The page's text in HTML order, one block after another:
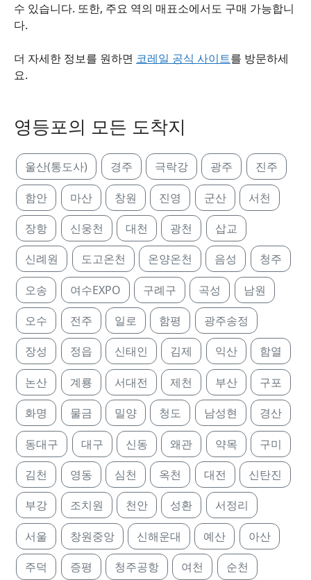
수 있습니다. 또한, 주요 역의 매표소에서도 구매 가능합니
다.
더 자세한 정보를 원하면 코레일 공식 사이트를 방문하세
요.
영등포의 모든 도착지
울산(통도사) 경주 극락강 광주 진주
함안 마산 창원 진영 군산 서천
장항 신웅천 대천 광천 삽교
신례원 도고온천 온양온천 음성 청주
오송 여수EXPO 구례구 곡성 남원
오수 전주 일로 함평 광주송정
장성 정읍 신태인 김제 익산 함열
논산 계룡 서대전 제천 부산 구포
화명 물금 밀양 청도 남성현 경산
동대구 대구 신동 왜관 약목 구미
김천 영동 심천 옥천 대전 신탄진
부강 조치원 천안 성환 서정리
서울 창원중앙 신해운대 예산 아산
주덕 증평 청주공항 여천 순천